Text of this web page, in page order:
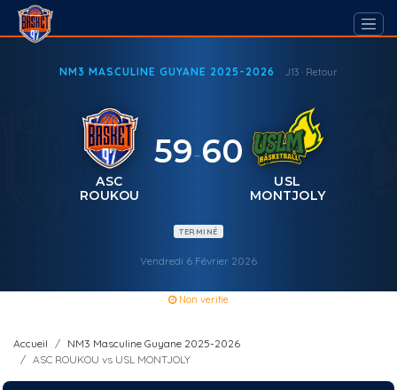
NM3 MASCULINE GUYANE 2025-2026 J13 · Retour
ASC
ROUKOU
59-60
USL
MONTJOLY
TERMINÉ
Vendredi 6 Février 2026
Non verifie
Accueil
NM3 Masculine Guyane 2025-2026
ASC ROUKOU vs USL MONTJOLY